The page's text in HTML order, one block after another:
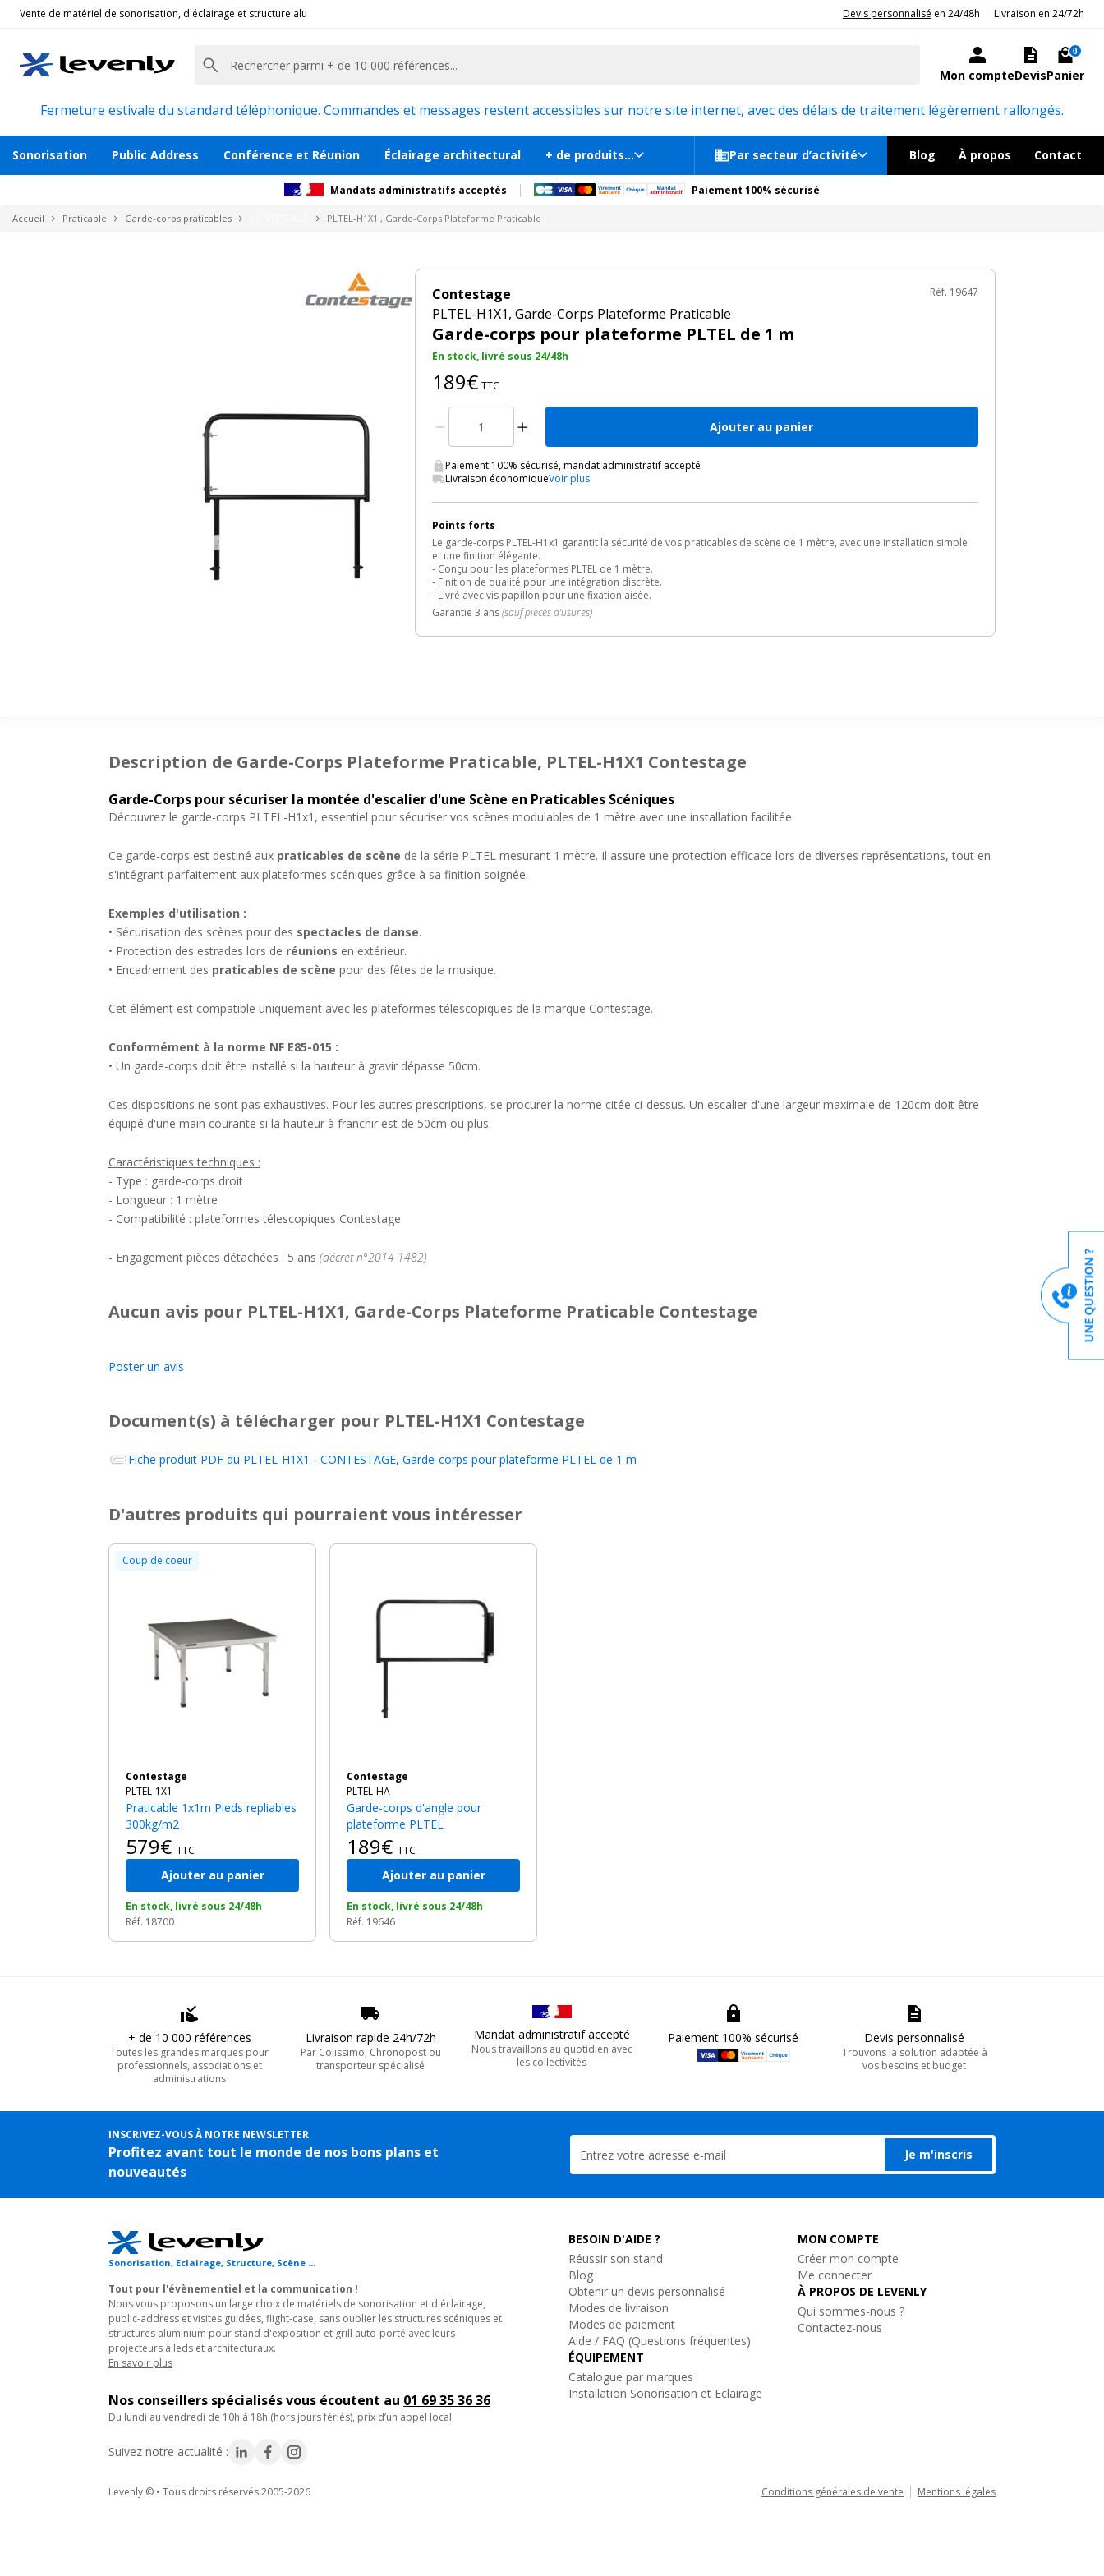
Vente de matériel de sonorisation, d'éclairage et structure alu pour l'évènementiel et la communication, stand exposition, scène, podium et estrade, etc. | 20ans d'expérience aux côtés des professionnels et acteurs publics.
Devis personnalisé en 24/48h Livraison en 24/72h
Mon compteDevisPanier
0
Fermeture estivale du standard téléphonique. Commandes et messages restent accessibles sur notre site internet, avec des délais de traitement légèrement rallongés.
Sonorisation Public Address Conférence et Réunion Éclairage architectural + de produits... Par secteur d’activité Blog À propos Contact
Mandats administratifs acceptés Paiement 100% sécurisé
Accueil Praticable Garde-corps praticables PLTEL-H1X1 , Garde-Corps Plateforme Praticable
Contestage
PLTEL-H1X1, Garde-Corps Plateforme Praticable
Garde-corps pour plateforme PLTEL de 1 m
Réf. 19647
En stock, livré sous 24/48h
189€ TTC
Ajouter au panier
Paiement 100% sécurisé, mandat administratif accepté
Livraison économiqueVoir plus
Points forts
Le garde-corps PLTEL-H1x1 garantit la sécurité de vos praticables de scène de 1 mètre, avec une installation simple
et une finition élégante.
- Conçu pour les plateformes PLTEL de 1 mètre.
- Finition de qualité pour une intégration discrète.
- Livré avec vis papillon pour une fixation aisée.
Garantie 3 ans(sauf pièces d'usures)
Description de Garde-Corps Plateforme Praticable, PLTEL-H1X1 Contestage
Garde-Corps pour sécuriser la montée d'escalier d'une Scène en Praticables Scéniques
Découvrez le garde-corps PLTEL-H1x1, essentiel pour sécuriser vos scènes modulables de 1 mètre avec une installation facilitée.
Ce garde-corps est destiné aux praticables de scène de la série PLTEL mesurant 1 mètre. Il assure une protection efficace lors de diverses représentations, tout en
s'intégrant parfaitement aux plateformes scéniques grâce à sa finition soignée.
Exemples d'utilisation :
• Sécurisation des scènes pour des spectacles de danse.
• Protection des estrades lors de réunions en extérieur.
• Encadrement des praticables de scène pour des fêtes de la musique.
Cet élément est compatible uniquement avec les plateformes télescopiques de la marque Contestage.
Conformément à la norme NF E85-015 :
• Un garde-corps doit être installé si la hauteur à gravir dépasse 50cm.
Ces dispositions ne sont pas exhaustives. Pour les autres prescriptions, se procurer la norme citée ci-dessus. Un escalier d'une largeur maximale de 120cm doit être
équipé d'une main courante si la hauteur à franchir est de 50cm ou plus.
Caractéristiques techniques :
- Type : garde-corps droit
- Longueur : 1 mètre
- Compatibilité : plateformes télescopiques Contestage
- Engagement pièces détachées : 5 ans (décret n°2014-1482)
Aucun avis pour PLTEL-H1X1, Garde-Corps Plateforme Praticable Contestage
Poster un avis
Document(s) à télécharger pour PLTEL-H1X1 Contestage
Fiche produit PDF du PLTEL-H1X1 - CONTESTAGE, Garde-corps pour plateforme PLTEL de 1 m
D'autres produits qui pourraient vous intéresser
Coup de coeur
Contestage
PLTEL-1X1
Praticable 1x1m Pieds repliables
300kg/m2
579€ TTC
Ajouter au panier
En stock, livré sous 24/48h
Réf. 18700
Contestage
PLTEL-HA
Garde-corps d'angle pour
plateforme PLTEL
189€ TTC
Ajouter au panier
En stock, livré sous 24/48h
Réf. 19646
+ de 10 000 références
Toutes les grandes marques pour
professionnels, associations et
administrations
Livraison rapide 24h/72h
Par Colissimo, Chronopost ou
transporteur spécialisé
Mandat administratif accepté
Nous travaillons au quotidien avec
les collectivités
Paiement 100% sécurisé Devis personnalisé
Trouvons la solution adaptée à
vos besoins et budget
INSCRIVEZ-VOUS À NOTRE NEWSLETTER
Profitez avant tout le monde de nos bons plans et
nouveautés
Je m'inscris
Sonorisation, Eclairage, Structure, Scène ...
Tout pour l'évènementiel et la communication !
Nous vous proposons un large choix de matériels de sonorisation et d'éclairage,
public-address et visites guidées, flight-case, sans oublier les structures scéniques et
structures aluminium pour stand d'exposition et grill auto-porté avec leurs
projecteurs à leds et architecturaux.
En savoir plus
Nos conseillers spécialisés vous écoutent au 01 69 35 36 36
du lundi au vendredi de 10h à 18h (hors jours fériés), prix d’un appel local
Suivez notre actualité :
BESOIN D'AIDE ?
Réussir son stand
Blog
Obtenir un devis personnalisé
Modes de livraison
Modes de paiement
Aide / FAQ (Questions fréquentes)
ÉQUIPEMENT
Catalogue par marques
Installation Sonorisation et Eclairage
MON COMPTE
Créer mon compte
Me connecter
À PROPOS DE LEVENLY
Qui sommes-nous ?
Contactez-nous
Levenly © • Tous droits réservés 2005-2026 Conditions générales de vente Mentions légales